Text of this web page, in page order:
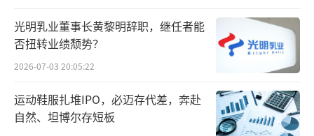
光明乳业董事长黄黎明辞职，继任者能
否扭转业绩颓势？
2026-07-03 20:05:22
运动鞋服扎堆IPO，必迈存代差，奔赴
自然、坦博尔存短板